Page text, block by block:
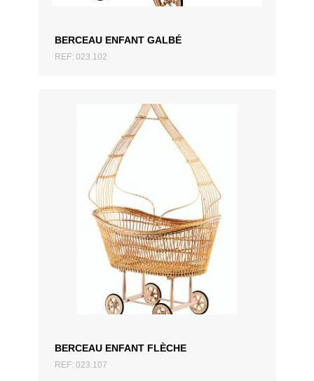
BERCEAU ENFANT GALBÉ
REF: 023.102
BERCEAU ENFANT FLÈCHE
REF: 023.107
AJOUTER AU DEVIS